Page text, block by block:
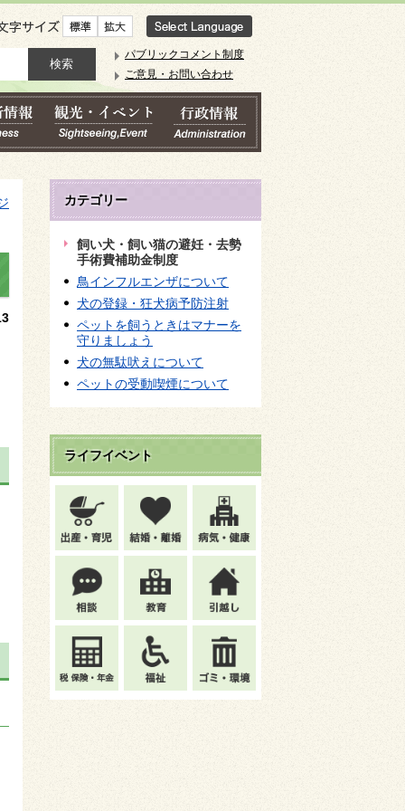
文字サイズ
パブリックコメント制度
ご意見・お問い合わせ
カテゴリー
飼い犬・飼い猫の避妊・去勢
手術費補助金制度
鳥インフルエンザについて
犬の登録・狂犬病予防注射
ペットを飼うときはマナーを
守りましょう
犬の無駄吠えについて
ペットの受動喫煙について
ライフイベント